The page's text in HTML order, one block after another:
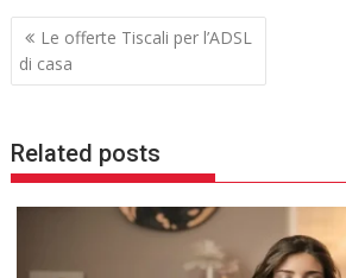
c
e
o
o
i
t
e
r
Navigazione
articoli
Le offerte Tiscali per l’ADSL
di casa
Related posts